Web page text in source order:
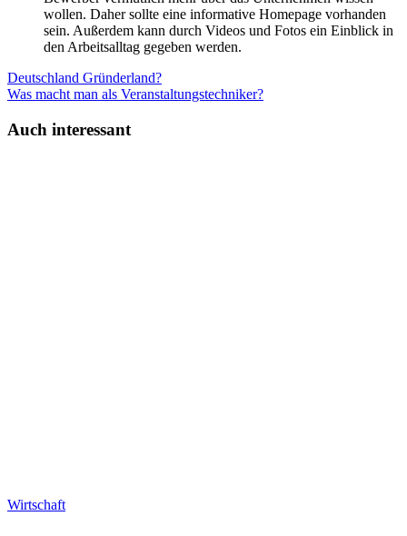
wollen. Daher sollte eine informative Homepage vorhanden
sein. Außerdem kann durch Videos und Fotos ein Einblick in
den Arbeitsalltag gegeben werden.
Deutschland Gründerland?
Was macht man als Veranstaltungstechniker?
Auch interessant
Wirtschaft